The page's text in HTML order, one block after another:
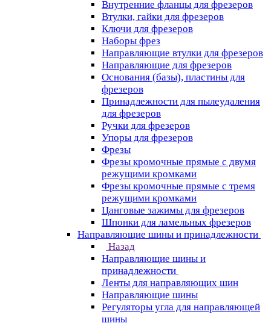
Внутренние фланцы для фрезеров
Втулки, гайки для фрезеров
Ключи для фрезеров
Наборы фрез
Направляющие втулки для фрезеров
Направляющие для фрезеров
Основания (базы), пластины для
фрезеров
Принадлежности для пылеудаления
для фрезеров
Ручки для фрезеров
Упоры для фрезеров
Фрезы
Фрезы кромочные прямые с двумя
режущими кромками
Фрезы кромочные прямые с тремя
режущими кромками
Цанговые зажимы для фрезеров
Шпонки для ламельных фрезеров
Направляющие шины и принадлежности
Назад
Направляющие шины и
принадлежности
Ленты для направляющих шин
Направляющие шины
Регуляторы угла для направляющей
шины